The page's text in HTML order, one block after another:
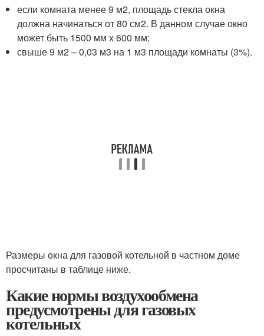
если комната менее 9 м2, площадь стекла окна
должна начинаться от 80 см2. В данном случае окно
может быть 1500 мм х 600 мм;
свыше 9 м2 – 0,03 м3 на 1 м3 площади комнаты (3%).
Размеры окна для газовой котельной в частном доме
просчитаны в таблице ниже.
Какие нормы воздухообмена
предусмотрены для газовых
котельных